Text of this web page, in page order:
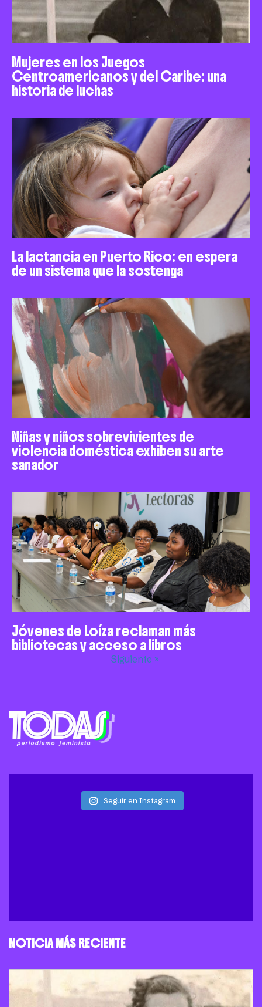
Mujeres en los Juegos
Centroamericanos y del Caribe: una
historia de luchas
La lactancia en Puerto Rico: en espera
de un sistema que la sostenga
Niñas y niños sobrevivientes de
violencia doméstica exhiben su arte
sanador
Jóvenes de Loíza reclaman más
bibliotecas y acceso a libros
Siguiente »
Seguir en Instagram
NOTICIA MÁS RECIENTE